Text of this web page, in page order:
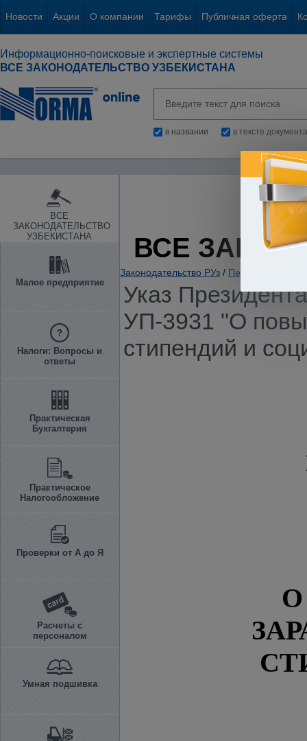
Новости Акции О компании Тарифы Публичная оферта
Информационно-поисковые и экспертные системы
ВСЕ ЗАКОНОДАТЕЛЬСТВО УЗБЕКИСТАНА
в названии в тексте документа
ВСЕ
ЗАКОНОДАТЕЛЬСТВО
УЗБЕКИСТАНА
Малое предприятие
Налоги: Вопросы и
ответы
Практическая
Бухгалтерия
Практическое
Налогообложение
Проверки от А до Я
Расчеты с
персоналом
Умная подшивка
ВСЕ
Законодательство РУз / Пенсии.
Указ
УП-3931 "О
стипендий и